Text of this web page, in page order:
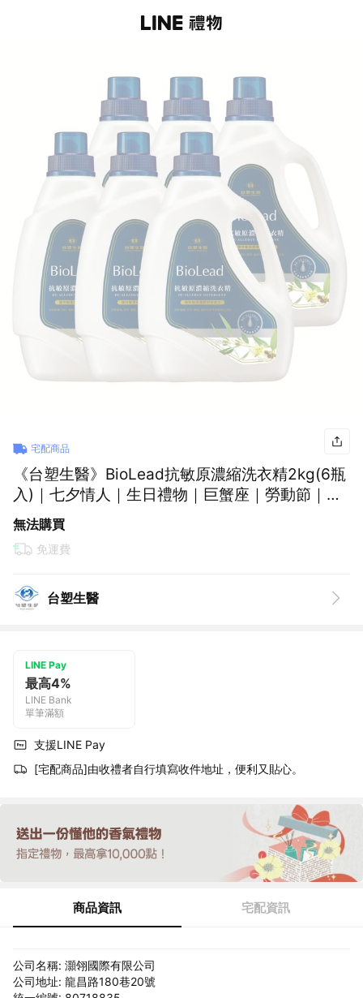
宅配商品
《台塑生醫》BioLead抗敏原濃縮洗衣精2kg(6瓶
入)｜七夕情人｜生日禮物｜巨蟹座｜勞動節｜保
健｜女性｜好朋友｜喜歡你｜暖心室友
無法購買
免運費
台塑生醫
LINE Pay
最高4%
LINE Bank
單筆滿額
支援LINE Pay
[宅配商品]由收禮者自行填寫收件地址，便利又貼心。
商品資訊 宅配資訊
公司名稱: 灝翎國際有限公司
公司地址: 龍昌路180巷20號